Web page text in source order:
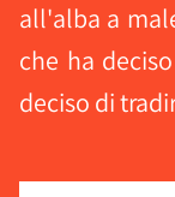
all'alba a
che ha
deciso di